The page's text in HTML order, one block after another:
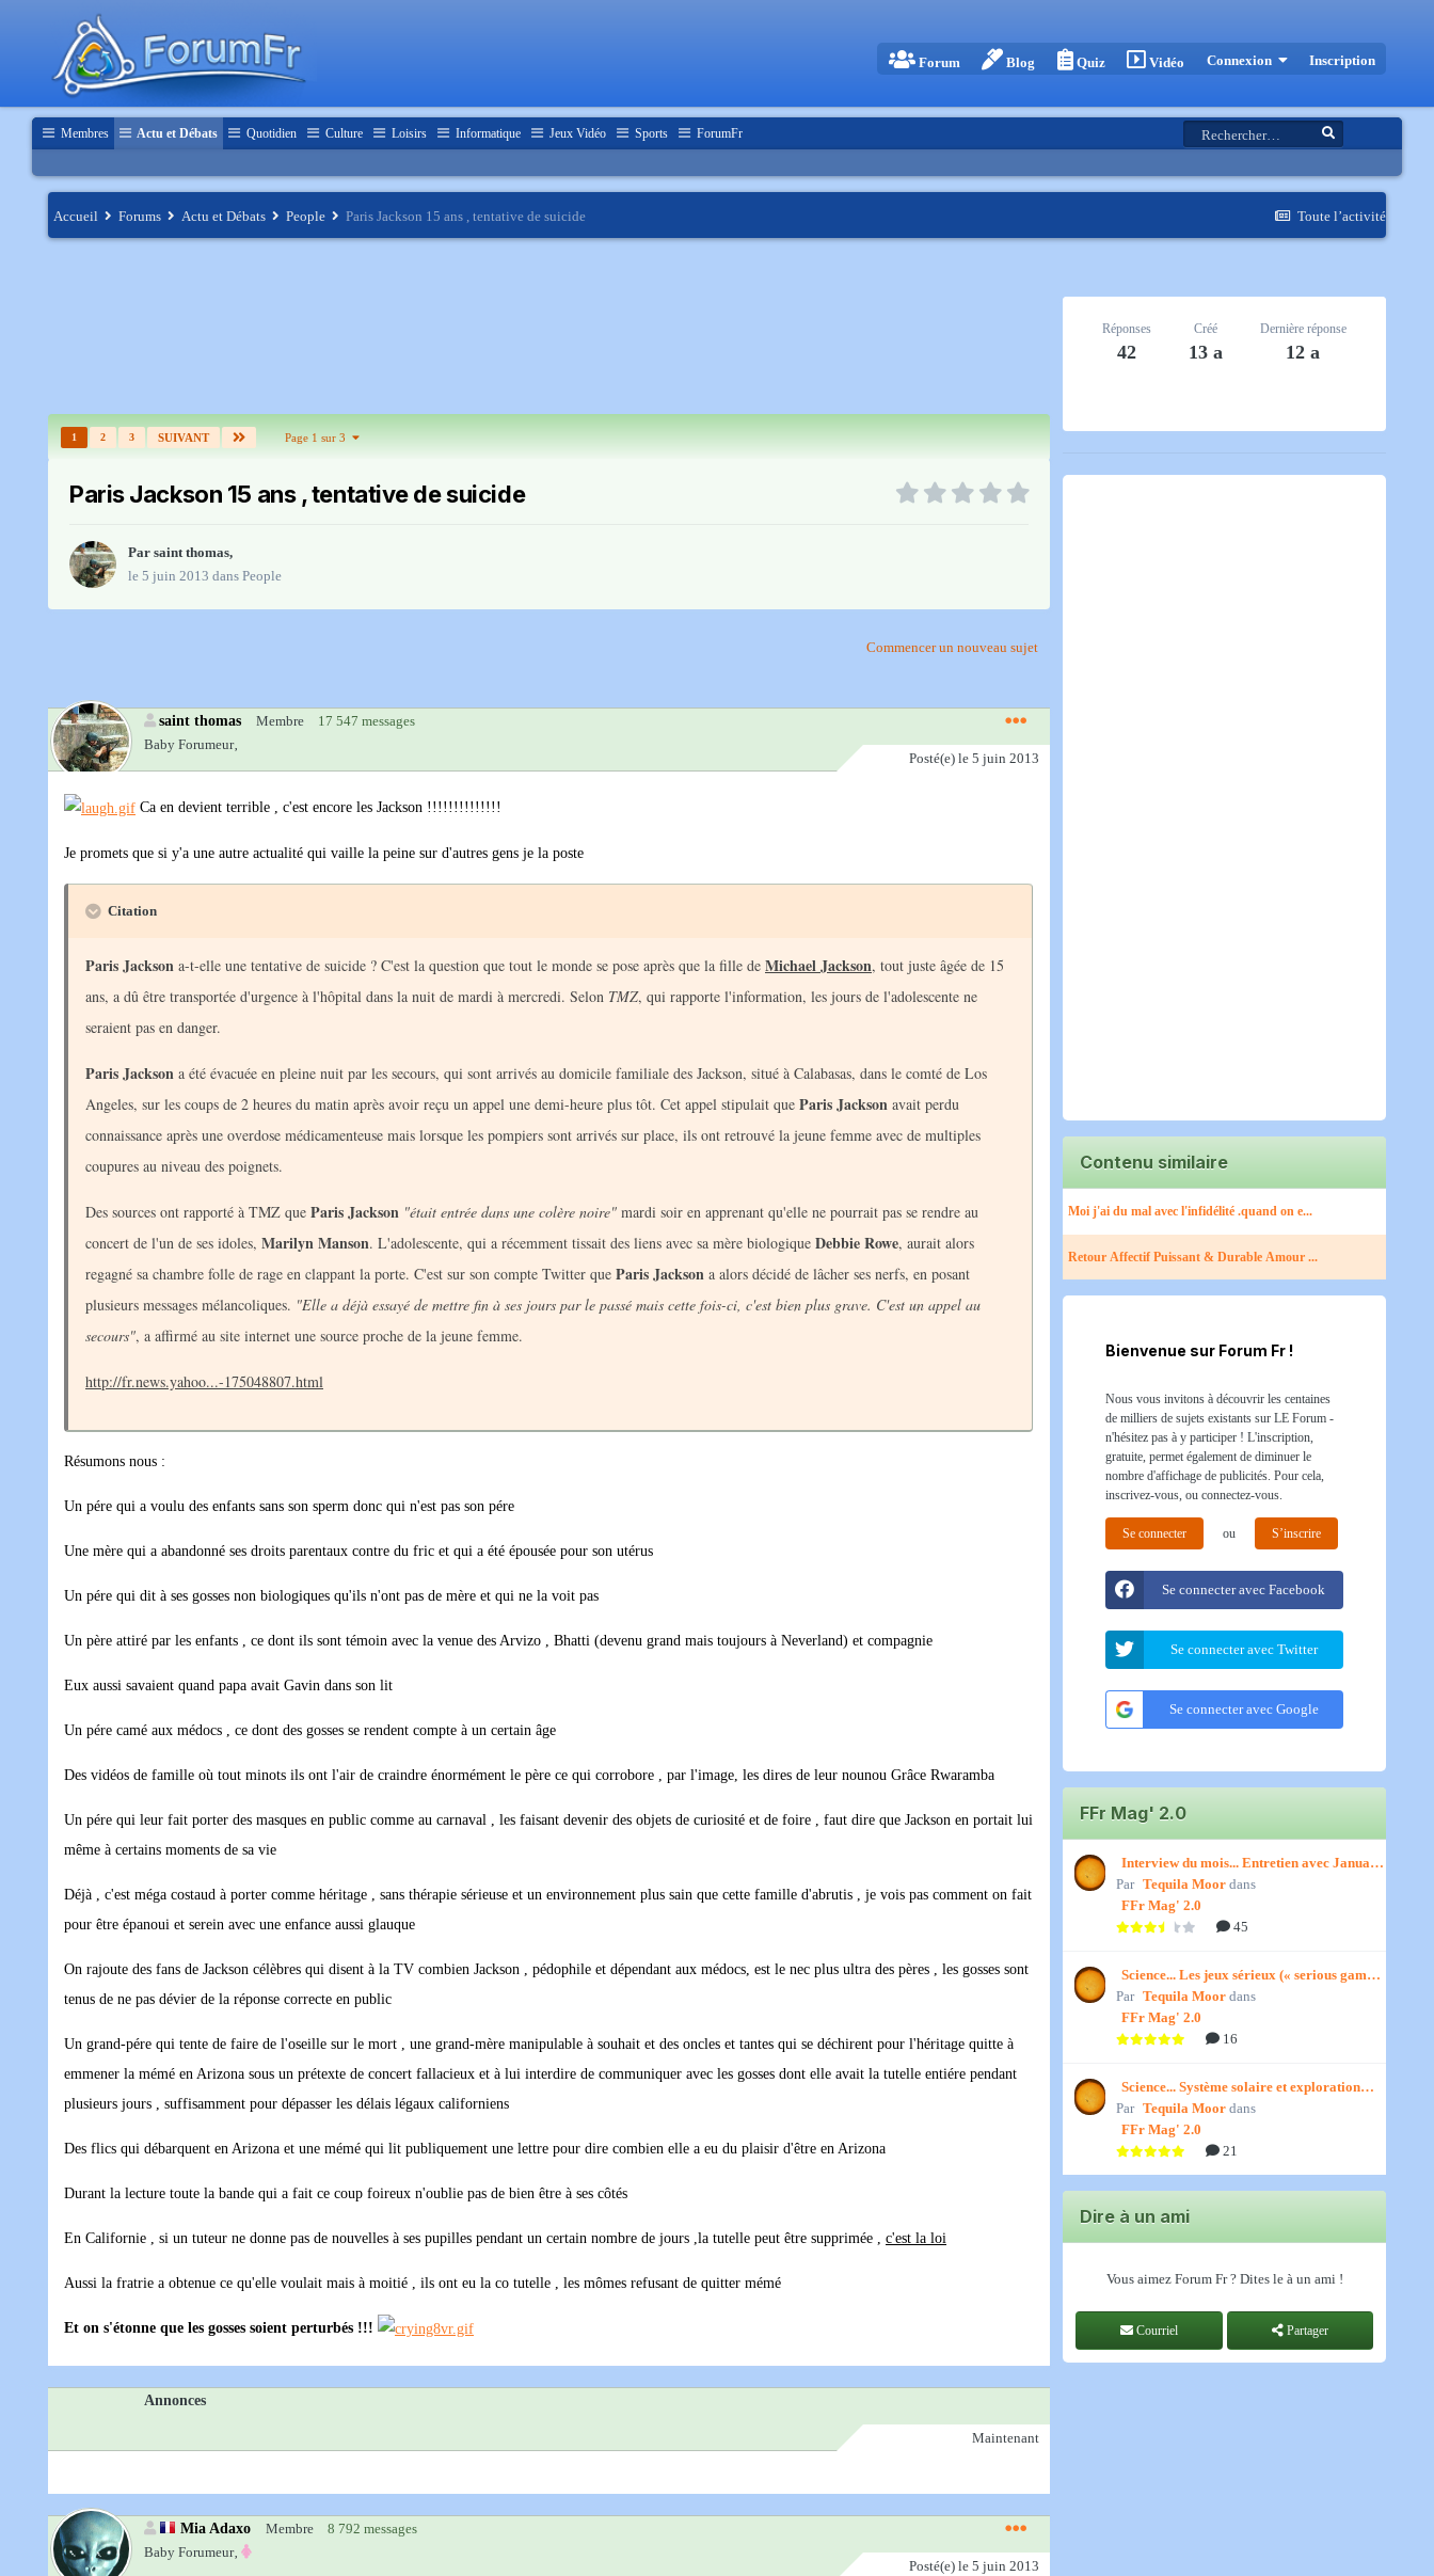
Forum Blog Quiz Vidéo Connexion Inscription
Membres Actu et Débats Quotidien Culture Loisirs Informatique Jeux Vidéo Sports ForumFr
Toute l’activité
Accueil Forums Actu et Débats People Paris Jackson 15 ans , tentative de suicide
1 2 3 SUIVANT Page 1 sur 3
Paris Jackson 15 ans , tentative de suicide
Par saint thomas,
le 5 juin 2013 dans People
Commencer un nouveau sujet
saint thomas Membre
17 547 messages
Baby Forumeur‚
Posté(e) le 5 juin 2013
Ca en devient terrible , c'est encore les Jackson !!!!!!!!!!!!!!
Je promets que si y'a une autre actualité qui vaille la peine sur d'autres gens je la poste
Citation
Paris Jackson a-t-elle une tentative de suicide ? C'est la question que tout le monde se pose après que la fille de Michael Jackson, tout juste âgée de 15
ans, a dû être transportée d'urgence à l'hôpital dans la nuit de mardi à mercredi. Selon TMZ, qui rapporte l'information, les jours de l'adolescente ne
seraient pas en danger.
Paris Jackson a été évacuée en pleine nuit par les secours, qui sont arrivés au domicile familiale des Jackson, situé à Calabasas, dans le comté de Los
Angeles, sur les coups de 2 heures du matin après avoir reçu un appel une demi-heure plus tôt. Cet appel stipulait que Paris Jackson avait perdu
connaissance après une overdose médicamenteuse mais lorsque les pompiers sont arrivés sur place, ils ont retrouvé la jeune femme avec de multiples
coupures au niveau des poignets.
Des sources ont rapporté à TMZ que Paris Jackson "était entrée dans une colère noire" mardi soir en apprenant qu'elle ne pourrait pas se rendre au
concert de l'un de ses idoles, Marilyn Manson. L'adolescente, qui a récemment tissait des liens avec sa mère biologique Debbie Rowe, aurait alors
regagné sa chambre folle de rage en clappant la porte. C'est sur son compte Twitter que Paris Jackson a alors décidé de lâcher ses nerfs, en posant
plusieurs messages mélancoliques. "Elle a déjà essayé de mettre fin à ses jours par le passé mais cette fois-ci, c'est bien plus grave. C'est un appel au
secours", a affirmé au site internet une source proche de la jeune femme.
http://fr.news.yahoo...-175048807.html
Résumons nous :
Un pére qui a voulu des enfants sans son sperm donc qui n'est pas son pére
Une mère qui a abandonné ses droits parentaux contre du fric et qui a été épousée pour son utérus
Un pére qui dit à ses gosses non biologiques qu'ils n'ont pas de mère et qui ne la voit pas
Un père attiré par les enfants , ce dont ils sont témoin avec la venue des Arvizo , Bhatti (devenu grand mais toujours à Neverland) et compagnie
Eux aussi savaient quand papa avait Gavin dans son lit
Un pére camé aux médocs , ce dont des gosses se rendent compte à un certain âge
Des vidéos de famille où tout minots ils ont l'air de craindre énormément le père ce qui corrobore , par l'image, les dires de leur nounou Grâce Rwaramba
Un pére qui leur fait porter des masques en public comme au carnaval , les faisant devenir des objets de curiosité et de foire , faut dire que Jackson en portait lui
même à certains moments de sa vie
Déjà , c'est méga costaud à porter comme héritage , sans thérapie sérieuse et un environnement plus sain que cette famille d'abrutis , je vois pas comment on fait
pour être épanoui et serein avec une enfance aussi glauque
On rajoute des fans de Jackson célèbres qui disent à la TV combien Jackson , pédophile et dépendant aux médocs, est le nec plus ultra des pères , les gosses sont
tenus de ne pas dévier de la réponse correcte en public
Un grand-pére qui tente de faire de l'oseille sur le mort , une grand-mère manipulable à souhait et des oncles et tantes qui se déchirent pour l'héritage quitte à
emmener la mémé en Arizona sous un prétexte de concert fallacieux et à lui interdire de communiquer avec les gosses dont elle avait la tutelle entiére pendant
plusieurs jours , suffisamment pour dépasser les délais légaux californiens
Des flics qui débarquent en Arizona et une mémé qui lit publiquement une lettre pour dire combien elle a eu du plaisir d'être en Arizona
Durant la lecture toute la bande qui a fait ce coup foireux n'oublie pas de bien être à ses côtés
En Californie , si un tuteur ne donne pas de nouvelles à ses pupilles pendant un certain nombre de jours ,la tutelle peut être supprimée , c'est la loi
Aussi la fratrie a obtenue ce qu'elle voulait mais à moitié , ils ont eu la co tutelle , les mômes refusant de quitter mémé
Et on s'étonne que les gosses soient perturbés !!!
Annonces
Maintenant
Mia Adaxo Membre
8 792 messages
Baby Forumeur‚
Posté(e) le 5 juin 2013
Réponses
42
Créé
13 a
Dernière réponse
12 a
Contenu similaire
Moi j'ai du mal avec l'infidélité .quand on e...
Retour Affectif Puissant & Durable Amour ...
Bienvenue sur Forum Fr !
Nous vous invitons à découvrir les centaines
de milliers de sujets existants sur LE Forum -
n'hésitez pas à y participer ! L'inscription,
gratuite, permet également de diminuer le
nombre d'affichage de publicités. Pour cela,
inscrivez-vous, ou connectez-vous.
Se connecter ou S’inscrire
Se connecter avec Facebook
Se connecter avec Twitter
Se connecter avec Google
FFr Mag' 2.0
Interview du mois... Entretien avec January,
par Titenath
Par Tequila Moor dans
FFr Mag' 2.0
45
Science... Les jeux sérieux (« serious games
») par Jedino
Par Tequila Moor dans
FFr Mag' 2.0
16
Science... Système solaire et exploration
spatiale, par Jedino
Par Tequila Moor dans
FFr Mag' 2.0
21
Dire à un ami
Vous aimez Forum Fr ? Dites le à un ami !
Courriel Partager